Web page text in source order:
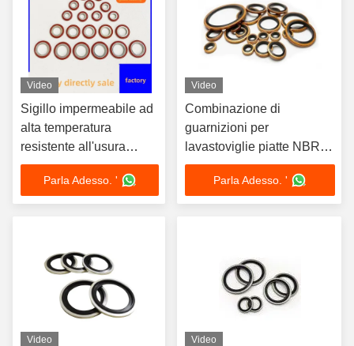
Video
Sigillo impermeabile ad
alta temperatura
resistente all'usura
resistente alla
combinazione di
guarnizioni
Parla Adesso. '
Video
Combinazione di
guarnizioni per
lavastoviglie piatte NBR
FKM Metalli di gomma
piattaParla Adesso. '
Video Video